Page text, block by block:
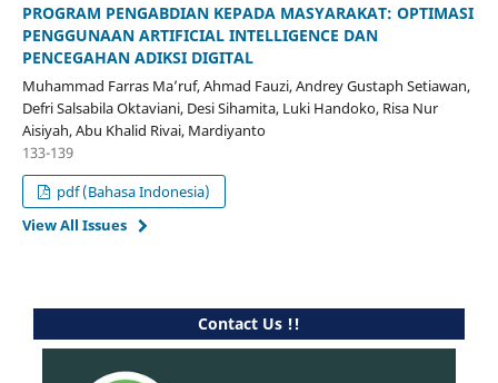
PROGRAM PENGABDIAN KEPADA MASYARAKAT: OPTIMASI
PENGGUNAAN ARTIFICIAL INTELLIGENCE DAN
PENCEGAHAN ADIKSI DIGITAL
Muhammad Farras Ma’ruf, Ahmad Fauzi, Andrey Gustaph Setiawan,
Defri Salsabila Oktaviani, Desi Sihamita, Luki Handoko, Risa Nur
Aisiyah, Abu Khalid Rivai, Mardiyanto
133-139
pdf (Bahasa Indonesia)
View All Issues
Contact Us !!